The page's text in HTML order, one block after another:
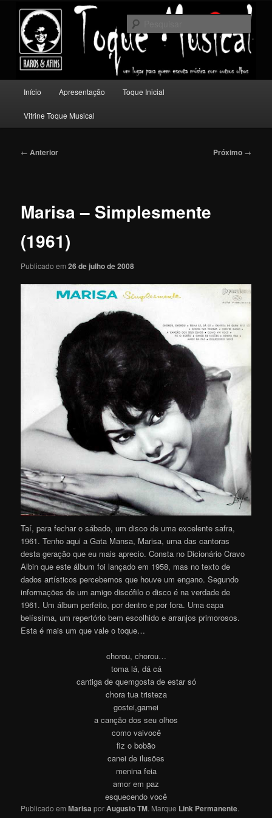
conteúdo
principalToque Musical
Um lugar para quem escuta música com outros olhos.
principal
Início Apresentação Toque Inicial
Vitrine Toque Musical
Navegação
← Anterior Próximo →
Marisa – Simplesmente
(1961)
Publicado em26 de julho de 2008
Taí, para fechar o sábado, um disco de uma excelente safra,
1961. Tenho aqui a Gata Mansa, Marisa, uma das cantoras
desta geração que eu mais aprecio. Consta no Dicionário Cravo
Albin que este álbum foi lançado em 1958, mas no texto de
dados artísticos percebemos que houve um engano. Segundo
informações de um amigo discófilo o disco é na verdade de
1961. Um álbum perfeito, por dentro e por fora. Uma capa
belíssima, um repertório bem escolhido e arranjos primorosos.
Esta é mais um que vale o toque…
chorou, chorou…
toma lá, dá cá
cantiga de quemgosta de estar só
chora tua tristeza
gostei,gamei
a canção dos seu olhos
como vaivocê
fiz o bobão
canei de ilusões
menina feia
amor em paz
esquecendo você
Publicado emMarisa porAugusto TM. Marque Link Permanente.